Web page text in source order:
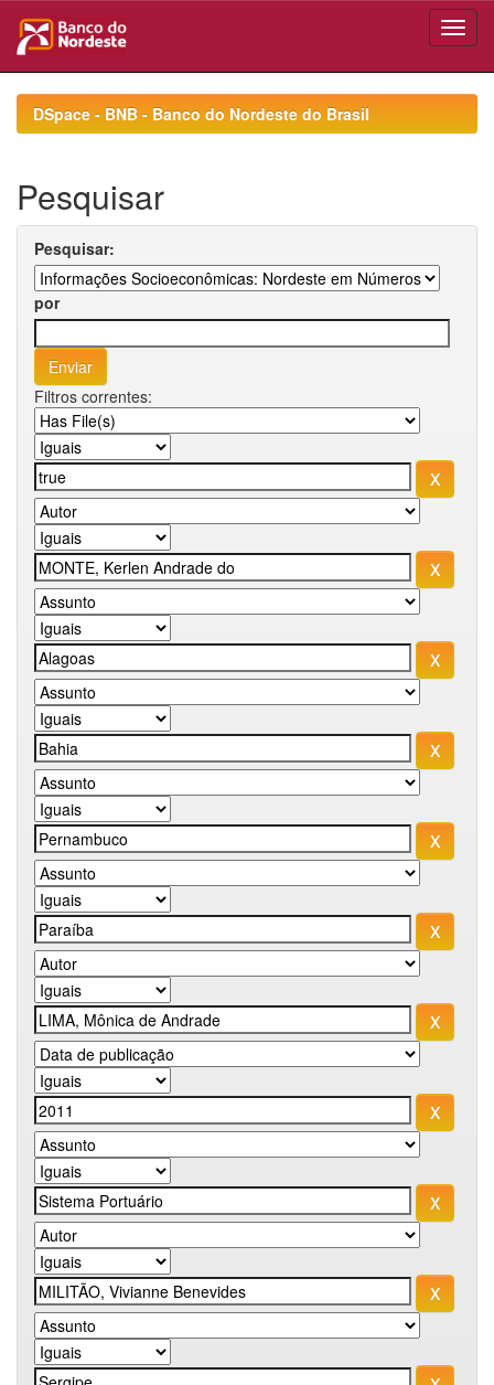
navigationDSpace - BNB - Banco do Nordeste do Brasil
Pesquisar
Pesquisar:
por
Filtros correntes: